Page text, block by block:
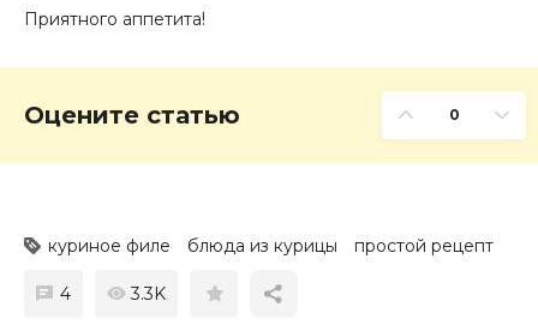
Приятного аппетита!
Оцените статью 0
куриное филе блюда из курицы простой рецепт
4 3.3K